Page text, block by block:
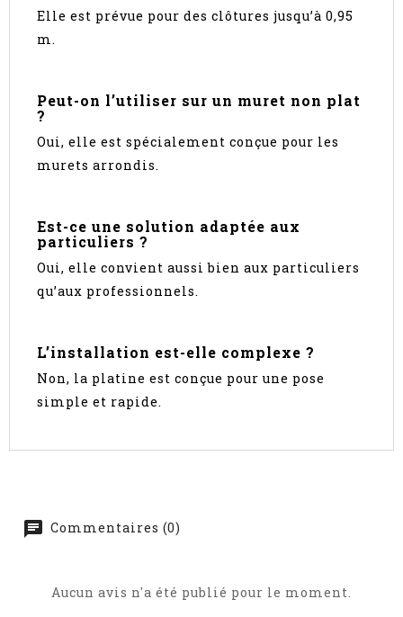
Elle est prévue pour des clôtures jusqu’à 0,95
m.
Peut-on l’utiliser sur un muret non plat
?
Oui, elle est spécialement conçue pour les
murets arrondis.
Est-ce une solution adaptée aux
particuliers ?
Oui, elle convient aussi bien aux particuliers
qu’aux professionnels.
L’installation est-elle complexe ?
Non, la platine est conçue pour une pose
simple et rapide.
Commentaires (0)
Aucun avis n'a été publié pour le moment.